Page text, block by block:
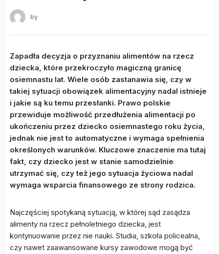
by
Zapadła decyzja o przyznaniu alimentów na rzecz
dziecka, które przekroczyło magiczną granicę
osiemnastu lat. Wiele osób zastanawia się, czy w
takiej sytuacji obowiązek alimentacyjny nadal istnieje
i jakie są ku temu przesłanki. Prawo polskie
przewiduje możliwość przedłużenia alimentacji po
ukończeniu przez dziecko osiemnastego roku życia,
jednak nie jest to automatyczne i wymaga spełnienia
określonych warunków. Kluczowe znaczenie ma tutaj
fakt, czy dziecko jest w stanie samodzielnie
utrzymać się, czy też jego sytuacja życiowa nadal
wymaga wsparcia finansowego ze strony rodzica.
Najczęściej spotykaną sytuacją, w której sąd zasądza
alimenty na rzecz pełnoletniego dziecka, jest
kontynuowanie przez nie nauki. Studia, szkoła policealna,
czy nawet zaawansowane kursy zawodowe mogą być